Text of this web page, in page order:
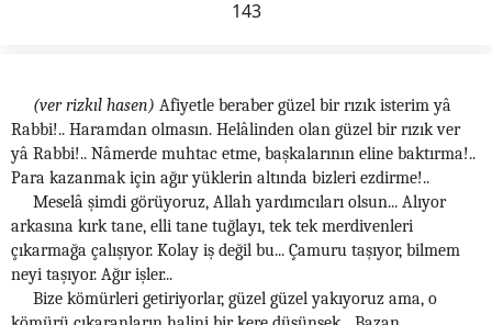
143
(ver rizkıl hasen) Afiyetle beraber güzel bir rızık isterim yâ
Rabbi!.. Haramdan olmasın. Helâlinden olan güzel bir rızık ver
yâ Rabbi!.. Nâmerde muhtac etme, başkalarının eline baktırma!..
Para kazanmak için ağır yüklerin altında bizleri ezdirme!..
Meselâ şimdi görüyoruz, Allah yardımcıları olsun... Alıyor
arkasına kırk tane, elli tane tuğlayı, tek tek merdivenleri
çıkarmağa çalışıyor. Kolay iş değil bu... Çamuru taşıyor, bilmem
neyi taşıyor. Ağır işler...
Bize kömürleri getiriyorlar, güzel güzel yakıyoruz ama, o